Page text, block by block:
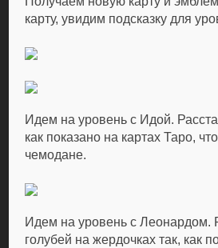
карту, увидим подсказку для
Идем на уровень с Идой.
как показано на картах Таро,
чемодане.
Идем на уровень с Леонардом.
голубей на жердочках так, как